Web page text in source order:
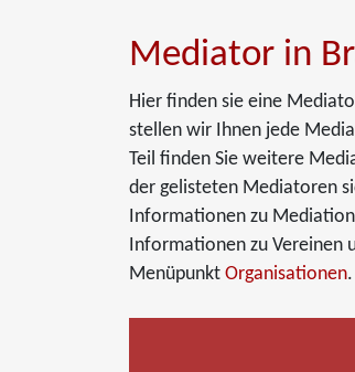
Mediator in
Hier finden sie eine
stellen wir Ihnen jede
Teil finden Sie weitere
der gelisteten Mediatoren
Informationen zu
Informationen zu Vereinen
Menüpunkt Organisationen.